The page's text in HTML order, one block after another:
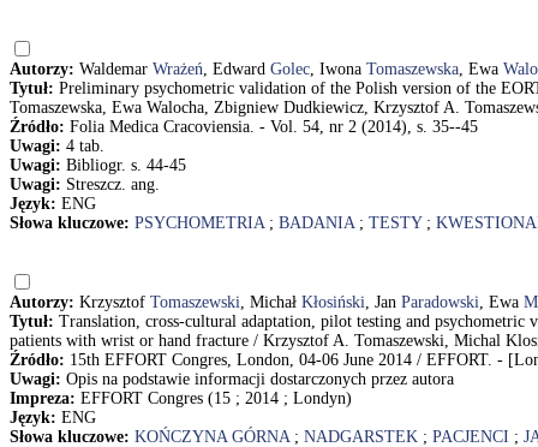
Autorzy: Waldemar Wrażeń, Edward Golec, Iwona Tomaszewska, Ewa
Tytuł: Preliminary psychometric validation of the Polish version of the
Tomaszewska, Ewa Walocha, Zbigniew Dudkiewicz, Krzysztof A.
Źródło: Folia Medica Cracoviensia. - Vol. 54, nr 2 (2014), s. 35--45
Uwagi: 4 tab.
Uwagi: Bibliogr. s. 44-45
Uwagi: Streszcz. ang.
Język: ENG
Słowa kluczowe: PSYCHOMETRIA; BADANIA; TESTY;
Autorzy: Krzysztof Tomaszewski, Michał Kłosiński, Jan Paradowski, Ewa
Tytuł: Translation, cross-cultural adaptation, pilot testing and
patients with wrist or hand fracture / Krzysztof A. Tomaszewski, Michal
Źródło: 15th EFFORT Congres, London, 04-06 June 2014 / EFFORT. -
Uwagi: Opis na podstawie informacji dostarczonych przez autora
Impreza: EFFORT Congres (15 ; 2014 ; Londyn)
Język: ENG
Słowa kluczowe: KOŃCZYNA GÓRNA; NADGARSTEK ; PACJENCI ;